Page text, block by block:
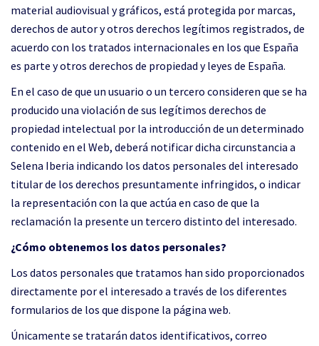
material audiovisual y gráficos, está protegida por marcas,
derechos de autor y otros derechos legítimos registrados, de
acuerdo con los tratados internacionales en los que España
es parte y otros derechos de propiedad y leyes de España.
En el caso de que un usuario o un tercero consideren que se ha
producido una violación de sus legítimos derechos de
propiedad intelectual por la introducción de un determinado
contenido en el Web, deberá notificar dicha circunstancia a
Selena Iberia indicando los datos personales del interesado
titular de los derechos presuntamente infringidos, o indicar
la representación con la que actúa en caso de que la
reclamación la presente un tercero distinto del interesado.
¿Cómo obtenemos los datos personales?
Los datos personales que tratamos han sido proporcionados
directamente por el interesado a través de los diferentes
formularios de los que dispone la página web.
Únicamente se tratarán datos identificativos, correo